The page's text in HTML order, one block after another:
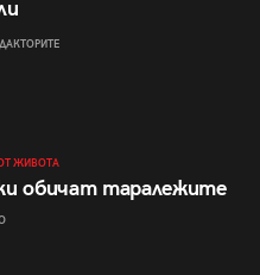
ЖИВОТА
обичат таралежите